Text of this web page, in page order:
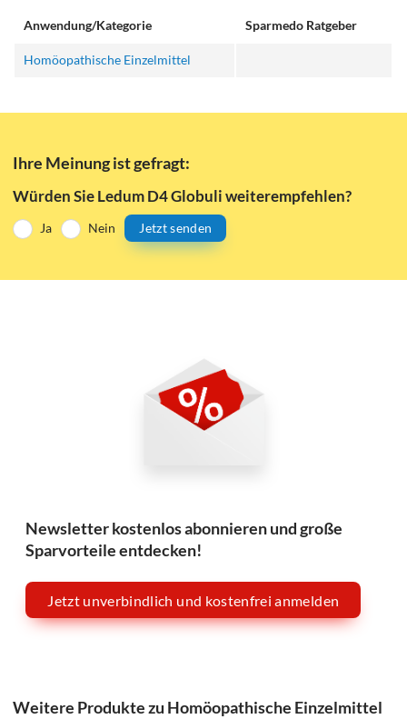
Anwendung/Kategorie Sparmedo Ratgeber
Homöopathische Einzelmittel
Ihre Meinung ist gefragt:
Würden Sie Ledum D4 Globuli weiterempfehlen?
Ja Nein Jetzt senden
Newsletter kostenlos abonnieren und große
Sparvorteile entdecken!
Jetzt unverbindlich und kostenfrei anmelden
Weitere Produkte zu Homöopathische Einzelmittel